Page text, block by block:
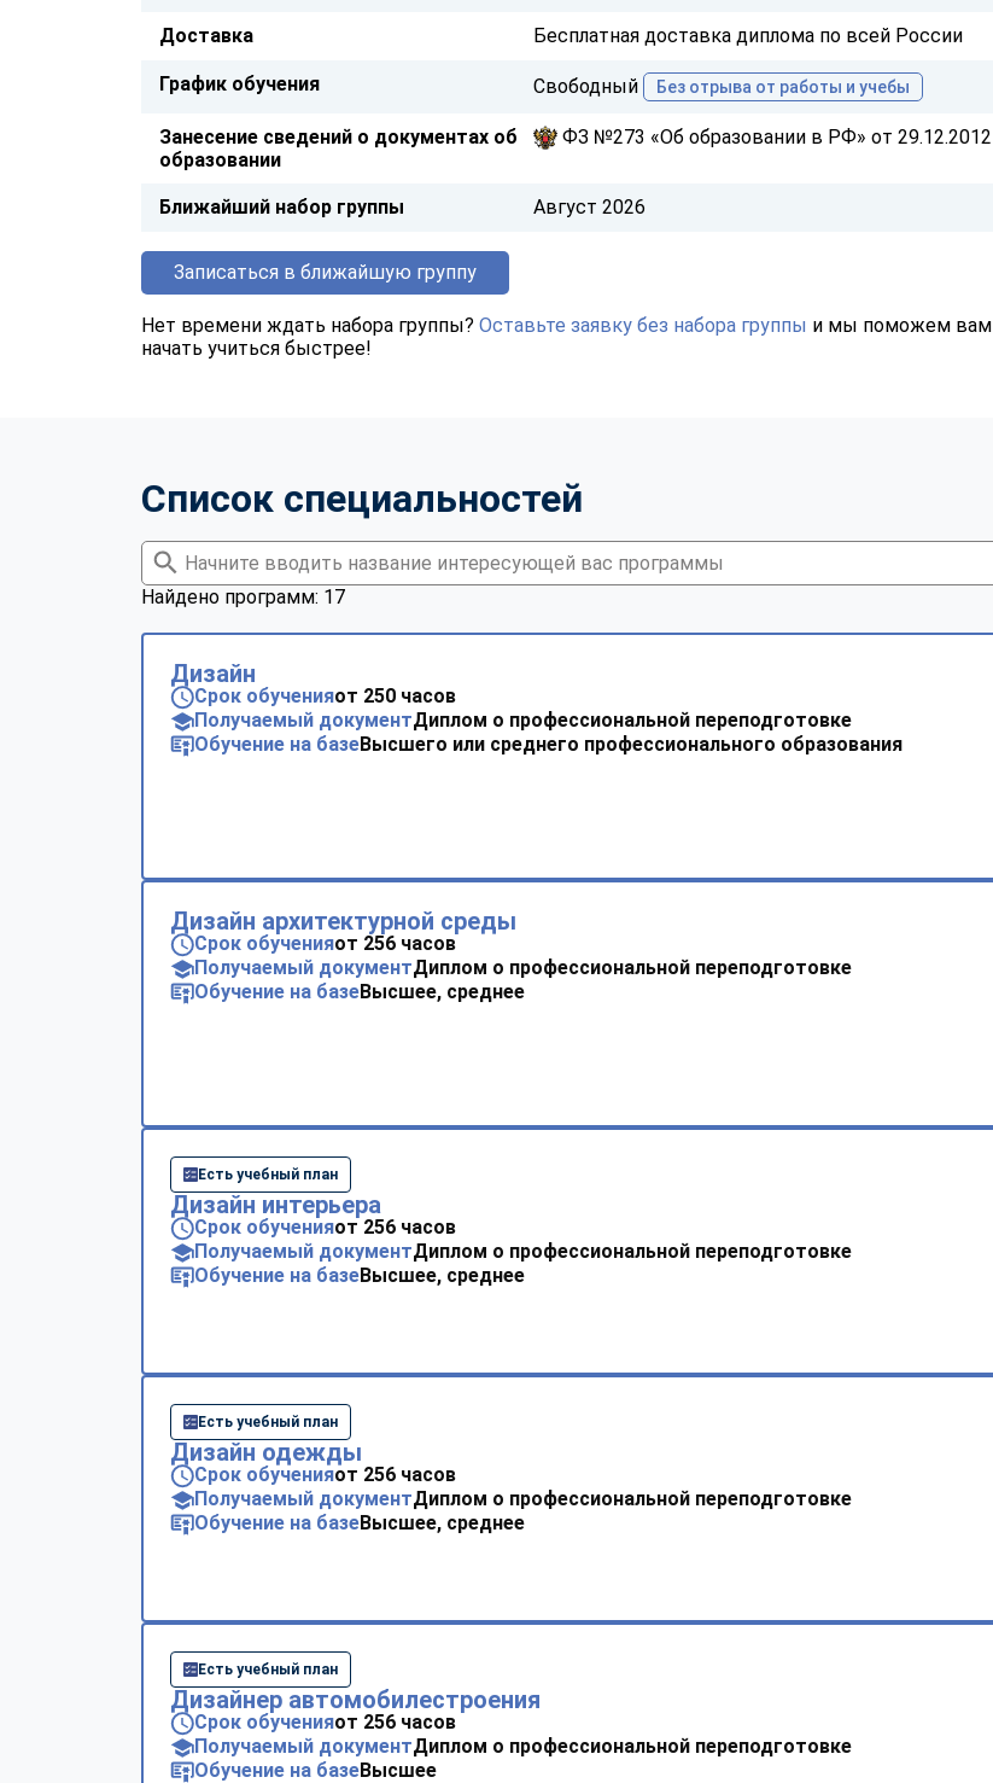
Доставка Бесплатная доставка диплома по всей России
График обучения Свободный Без отрыва от работы и учебы
Занесение сведений о документах об
образовании
ФЗ №273 «Об образовании в РФ» от 29.12.2012
Ближайший набор группы Август 2026
Записаться в ближайшую группу
Нет времени ждать набора группы? Оставьте заявку без набора группы и мы поможем вам
начать учиться быстрее!
Список специальностей
Найдено программ: 17
Дизайн
Срок обученияот 250 часов
Получаемый документДиплом о профессиональной переподготовке
Обучение на базеВысшего или среднего профессионального образования
Дизайн архитектурной среды
Срок обученияот 256 часов
Получаемый документДиплом о профессиональной переподготовке
Обучение на базеВысшее, среднее
Есть учебный план
Дизайн интерьера
Срок обученияот 256 часов
Получаемый документДиплом о профессиональной переподготовке
Обучение на базеВысшее, среднее
Есть учебный план
Дизайн одежды
Срок обученияот 256 часов
Получаемый документДиплом о профессиональной переподготовке
Обучение на базеВысшее, среднее
Есть учебный план
Дизайнер автомобилестроения
Срок обученияот 256 часов
Получаемый документДиплом о профессиональной переподготовке
Обучение на базеВысшее